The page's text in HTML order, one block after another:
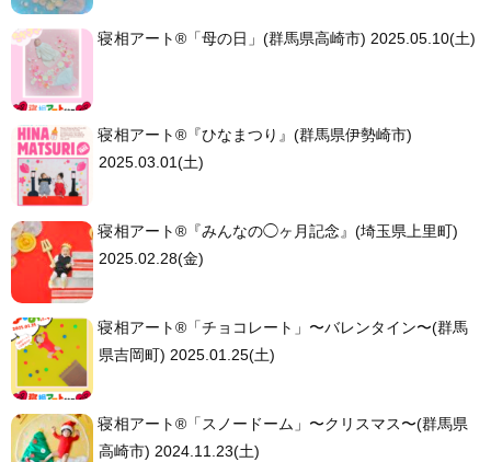
寝相アート®「母の日」(群馬県高崎市) 2025.05.10(土)
寝相アート®︎『ひなまつり』(群馬県伊勢崎市)
2025.03.01(土)
寝相アート®︎『みんなの◯ヶ月記念』(埼玉県上里町)
2025.02.28(金)
寝相アート®「チョコレート」〜バレンタイン〜(群馬
県吉岡町) 2025.01.25(土)
寝相アート®「スノードーム」〜クリスマス〜(群馬県
高崎市) 2024.11.23(土)